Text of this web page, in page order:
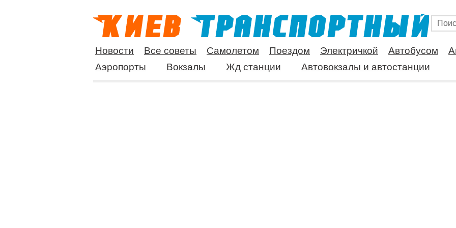
Новости Все советы Самолетом Поездом Электричкой Автобусом
Аэропорты
Вокзалы Жд станции Автовокзалы и автостанции